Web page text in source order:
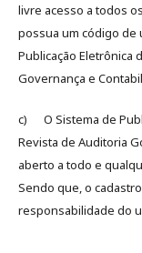
livre acesso a todos
possua um código de
Publicação Eletrônica
Governança e
c) O Sistema de
Revista de Auditoria
aberto a todo e
Sendo que, o
responsabilidade do